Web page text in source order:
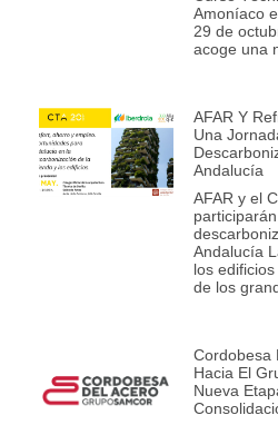
Amoníaco
29 de
acoge una
AFAR Y
Una
Andalucía
AFAR y el
Andalucía
los
de los
Cordobesa
Hacia El
Nueva